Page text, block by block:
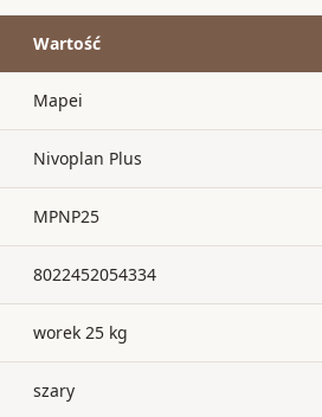
Wartość
Mapei
Nivoplan Plus
MPNP25
8022452054334
worek 25 kg
szary